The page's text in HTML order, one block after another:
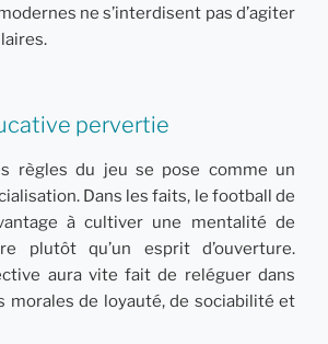
ne s’interdisent pas d’agiter
pervertie
règles du jeu se pose comme un
Dans les faits, le football de
à cultiver une mentalité de
plutôt qu’un esprit d’ouverture.
aura vite fait de reléguer dans
morales de loyauté, de sociabilité et